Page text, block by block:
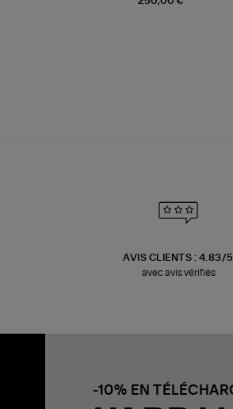
AVIS CLIENTS : 4.83/5
avec avis vérifiés
-10% EN